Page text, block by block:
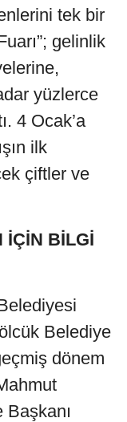
tek bir
gelinlik
yüzlerce
4 Ocak’a
ilk
çiftler ve
İÇİN BİLGİ
Belediye
dönem